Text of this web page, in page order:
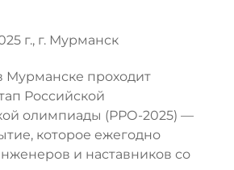
г., г. Мурманск
Мурманске проходит
Российской
олимпиады (РРО-2025) —
которое ежегодно
и наставников со